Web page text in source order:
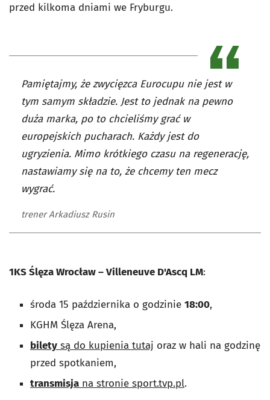
przed kilkoma dniami we Fryburgu.
Pamiętajmy, że zwycięzca Eurocupu nie jest w
tym samym składzie. Jest to jednak na pewno
duża marka, po to chcieliśmy grać w
europejskich pucharach. Każdy jest do
ugryzienia. Mimo krótkiego czasu na regenerację,
nastawiamy się na to, że chcemy ten mecz
wygrać.
trener Arkadiusz Rusin
1KS Ślęza Wrocław – Villeneuve D'Ascq LM:
środa 15 października o godzinie 18:00,
KGHM Ślęza Arena,
bilety są do kupienia tutaj oraz w hali na godzinę
przed spotkaniem,
transmisja na stronie sport.tvp.pl.